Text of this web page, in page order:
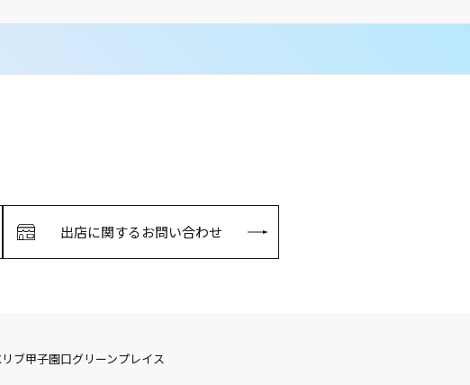
出店に関するお問い合わせ
リブ甲子園口グリーンプレイス